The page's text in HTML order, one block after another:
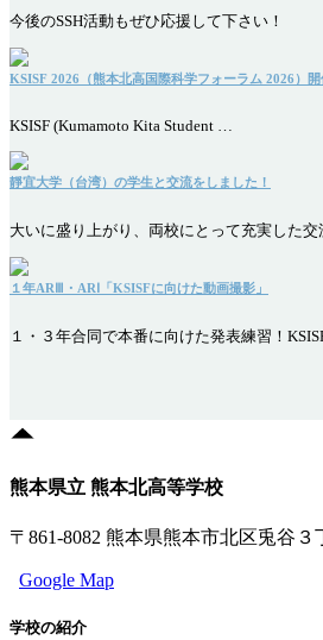
今後のSSH活動もぜひ応援して下さい！
KSISF 2026（熊本北高国際科学フォーラム 2026）開
KSISF (Kumamoto Kita Student …
靜宜大学（台湾）の学生と交流をしました！
大いに盛り上がり、両校にとって充実した交
１年ARⅢ・ARⅠ「KSISFに向けた動画撮影」
１・３年合同で本番に向けた発表練習！
熊本県立 熊本北高等学校
〒861-8082 熊本県熊本市北区兎谷３
Google Map
学校の紹介